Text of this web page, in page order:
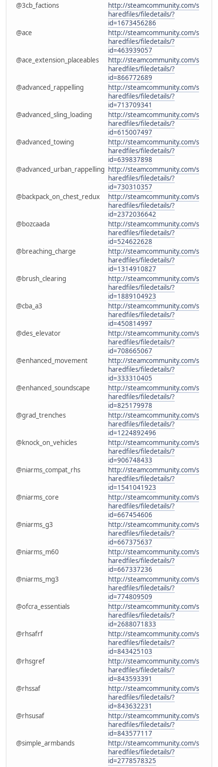
@3cb_factions
http://steamcommunity.com/s
haredfiles/filedetails/?
id=1673456286
@ace
http://steamcommunity.com/s
haredfiles/filedetails/?
id=463939057
@ace_extension_placeables
http://steamcommunity.com/s
haredfiles/filedetails/?
id=866772689
@advanced_rappelling
http://steamcommunity.com/s
haredfiles/filedetails/?
id=713709341
@advanced_sling_loading
http://steamcommunity.com/s
haredfiles/filedetails/?
id=615007497
@advanced_towing
http://steamcommunity.com/s
haredfiles/filedetails/?
id=639837898
@advanced_urban_rappelling http://steamcommunity.com/s
haredfiles/filedetails/?
id=730310357
@backpack_on_chest_redux
http://steamcommunity.com/s
haredfiles/filedetails/?
id=2372036642
@bozcaada
http://steamcommunity.com/s
haredfiles/filedetails/?
id=524622628
@breaching_charge
http://steamcommunity.com/s
haredfiles/filedetails/?
id=1314910827
@brush_clearing
http://steamcommunity.com/s
haredfiles/filedetails/?
id=1889104923
@cba_a3
http://steamcommunity.com/s
haredfiles/filedetails/?
id=450814997
@des_elevator
http://steamcommunity.com/s
haredfiles/filedetails/?
id=708665067
@enhanced_movement
http://steamcommunity.com/s
haredfiles/filedetails/?
id=333310405
@enhanced_soundscape
http://steamcommunity.com/s
haredfiles/filedetails/?
id=825179978
@grad_trenches
http://steamcommunity.com/s
haredfiles/filedetails/?
id=1224892496
@knock_on_vehicles
http://steamcommunity.com/s
haredfiles/filedetails/?
id=906748433
@niarms_compat_rhs
http://steamcommunity.com/s
haredfiles/filedetails/?
id=1541041923
@niarms_core
http://steamcommunity.com/s
haredfiles/filedetails/?
id=667454606
@niarms_g3
http://steamcommunity.com/s
haredfiles/filedetails/?
id=667375637
@niarms_m60
http://steamcommunity.com/s
haredfiles/filedetails/?
id=667337236
@niarms_mg3
http://steamcommunity.com/s
haredfiles/filedetails/?
id=774809509
@ofcra_essentials
http://steamcommunity.com/s
haredfiles/filedetails/?
id=2688071833
@rhsafrf
http://steamcommunity.com/s
haredfiles/filedetails/?
id=843425103
@rhsgref
http://steamcommunity.com/s
haredfiles/filedetails/?
id=843593391
@rhssaf
http://steamcommunity.com/s
haredfiles/filedetails/?
id=843632231
@rhsusaf
http://steamcommunity.com/s
haredfiles/filedetails/?
id=843577117
@simple_armbands
http://steamcommunity.com/s
haredfiles/filedetails/?
id=2778578325